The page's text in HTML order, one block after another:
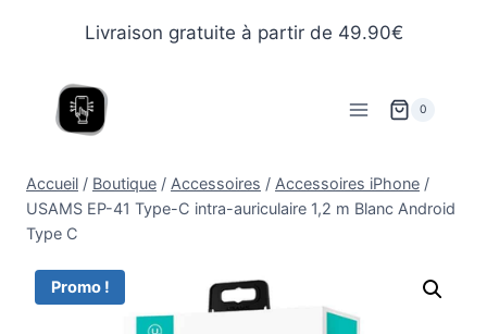
Livraison gratuite à partir de 49.90€
0
Accueil / Boutique / Accessoires / Accessoires iPhone /
USAMS EP-41 Type-C intra-auriculaire 1,2 m Blanc Android
Type C
Promo !